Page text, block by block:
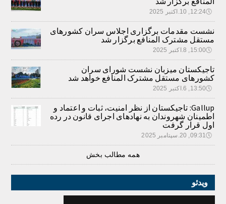
🕔12:24, 10.اکتبر 2025
نشست مقدمات برگزاری اجلاس سران کشورهای
مستقل مشترک المنافع برگزار شد
🕔15:00, 8.اکتبر 2025
تاجیکستان میزبان نشست شورای سران
کشورهای مستقل مشترک المنافع خواهد شد
🕔13:50, 6.اکتبر 2025
Gallup: تاجیکستان از نظر امنیت، ثبات و اعتماد و
اطمینان شهروندان به نهادهای اجرای قانون در رده
اول قرار گرفت
🕔09:31, 20.سپتامبر 2025
همه مطالب بخش
ویدئو